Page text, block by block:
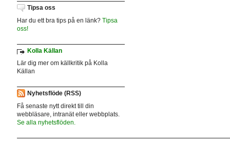
Tipsa oss
Har du ett bra tips på en länk? Tipsa
oss!
Kolla Källan
Lär dig mer om källkritik på Kolla
Källan
Nyhetsflöde (RSS)
Få senaste nytt direkt till din
webbläsare, intranät eller webbplats.
Se alla nyhetsflöden.